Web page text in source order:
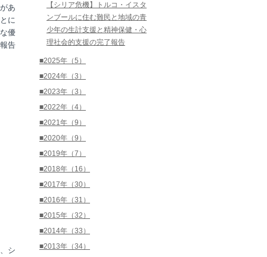
あ
に
優
告
シ
【シリア危機】トルコ・イスタ
ンブールに住む難民と地域の青
少年の生計支援と精神保健・心
理社会的支援の完了報告
■2025年（5）
■2024年（3）
■2023年（3）
■2022年（4）
■2021年（9）
■2020年（9）
■2019年（7）
■2018年（16）
■2017年（30）
■2016年（31）
■2015年（32）
■2014年（33）
■2013年（34）